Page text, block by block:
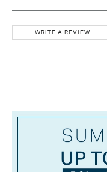
WRITE A REVIEW